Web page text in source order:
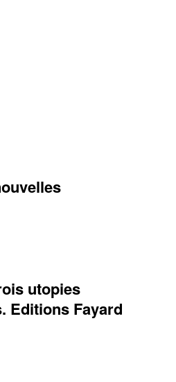
utopies
Editions Fayard